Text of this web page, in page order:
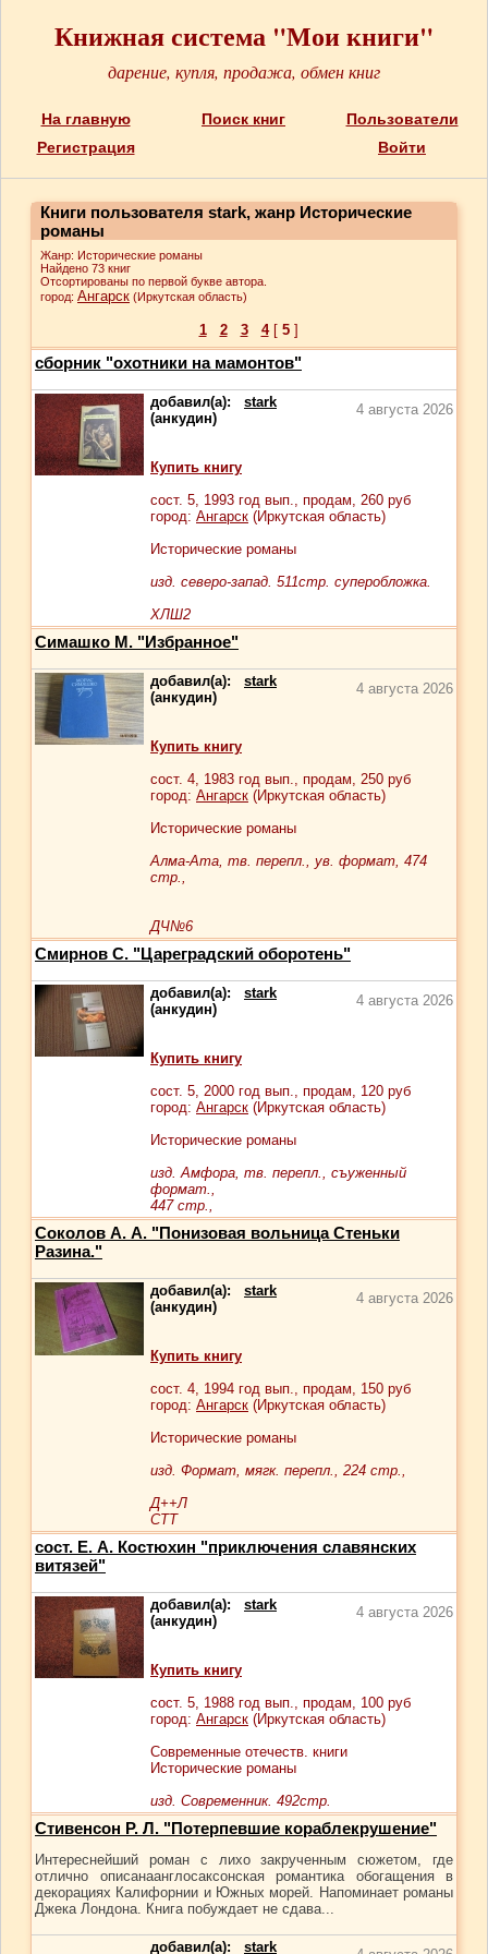
Книжная система "Мои книги"
дарение, купля, продажа, обмен книг
На главную Поиск книг
Пользователи
Регистрация
Войти
Книги пользователя stark, жанр Исторические
романы
Жанр: Исторические романы
Найдено 73 книг
Отсортированы по первой букве автора.
город: Ангарск (Иркутская область)
1 2 3 4[ 5]
сборник "охотники на мамонтов"
добавил(а): stark
(анкудин)
4 августа 2026
Купить книгу
сост. 5, 1993 год вып., продам, 260 руб
город: Ангарск (Иркутская область)
Исторические романы
изд. северо-запад. 511стр. суперобложка.
ХЛШ2
Симашко М. "Избранное"
добавил(а): stark
(анкудин)
4 августа 2026
Купить книгу
сост. 4, 1983 год вып., продам, 250 руб
город: Ангарск (Иркутская область)
Исторические романы
Алма-Ата, тв. перепл., ув. формат, 474
стр.,
ДЧ№6
Смирнов С. "Цареградский оборотень"
добавил(а): stark
(анкудин)
4 августа 2026
Купить книгу
сост. 5, 2000 год вып., продам, 120 руб
город: Ангарск (Иркутская область)
Исторические романы
изд. Амфора, тв. перепл., съуженный
формат.,
447 стр.,
Соколов А. А. "Понизовая вольница Стеньки
Разина."
добавил(а): stark
(анкудин)
4 августа 2026
Купить книгу
сост. 4, 1994 год вып., продам, 150 руб
город: Ангарск (Иркутская область)
Исторические романы
изд. Формат, мягк. перепл., 224 стр.,
Д++Л
СТТ
сост. Е. А. Костюхин "приключения славянских
витязей"
добавил(а): stark
(анкудин)
4 августа 2026
Купить книгу
сост. 5, 1988 год вып., продам, 100 руб
город: Ангарск (Иркутская область)
Современные отечеств. книги
Исторические романы
изд. Современник. 492стр.
Стивенсон Р. Л. "Потерпевшие кораблекрушение"
Интереснейший роман с лихо закрученным сюжетом, где
отлично описанаанглосаксонская романтика обогащения в
декорациях Калифорнии и Южных морей. Напоминает романы
Джека Лондона. Книга побуждает не сдава...
добавил(а): stark